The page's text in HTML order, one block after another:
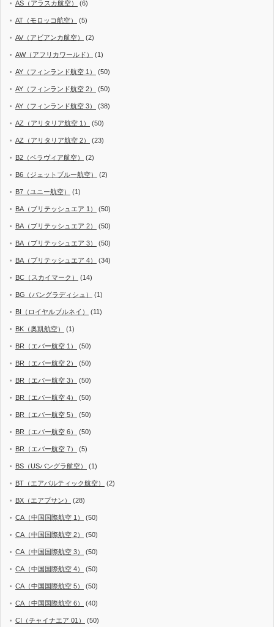
AS（アラスカ航空） (6)
AT（モロッコ航空） (5)
AV（アビアンカ航空） (2)
AW（アフリカワールド） (1)
AY（フィンランド航空 1） (50)
AY（フィンランド航空 2） (50)
AY（フィンランド航空 3） (38)
AZ（アリタリア航空 1） (50)
AZ（アリタリア航空 2） (23)
B2（ベラヴィア航空） (2)
B6（ジェットブルー航空） (2)
B7（ユニー航空） (1)
BA（ブリテッシュエア 1） (50)
BA（ブリテッシュエア 2） (50)
BA（ブリテッシュエア 3） (50)
BA（ブリテッシュエア 4） (34)
BC（スカイマーク） (14)
BG（バングラディシュ） (1)
BI（ロイヤルブルネイ） (11)
BK（奥凱航空） (1)
BR（エバー航空 1） (50)
BR（エバー航空 2） (50)
BR（エバー航空 3） (50)
BR（エバー航空 4） (50)
BR（エバー航空 5） (50)
BR（エバー航空 6） (50)
BR（エバー航空 7） (5)
BS（USバングラ航空） (1)
BT（エアバルティック航空） (2)
BX（エアプサン） (28)
CA（中国国際航空 1） (50)
CA（中国国際航空 2） (50)
CA（中国国際航空 3） (50)
CA（中国国際航空 4） (50)
CA（中国国際航空 5） (50)
CA（中国国際航空 6） (40)
CI（チャイナエア 01） (50)